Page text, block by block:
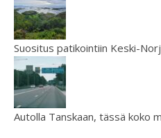
Suositus patikointiin Keski-
Autolla Tanskaan, tässä koko